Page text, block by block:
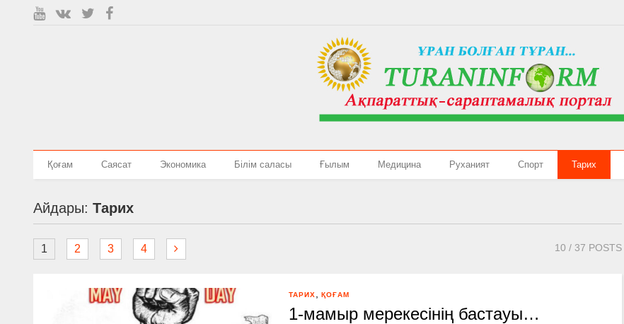
Қоғам Саясат Экономика Білім саласы Ғылым Медицина Руханият Спорт Тарих
Айдары:Тарих
1 2 3 4 10 / 37 POSTS
ТАРИХ ҚОҒАМ
1-мамыр мерекесінің бастауы…